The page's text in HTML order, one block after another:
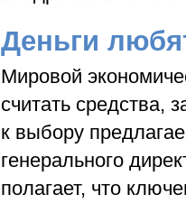
Деньги
Мировой
считать средства,
к выбору
генерального
полагает, что